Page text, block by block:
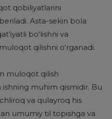
qobiliyatlarini
Asta-sekin bola
bo‘lishni va
qilishni o‘rganadi.
muloqot qilish
ishning muhim qismidir. Bu
va qulayroq his
umumiy til topishga va